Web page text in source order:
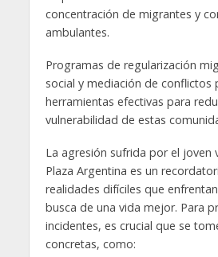
concentración de migrantes y
ambulantes.
Programas de regularización
social y mediación de conflictos
herramientas efectivas para
vulnerabilidad de estas
La agresión sufrida por el joven
Plaza Argentina es un
realidades difíciles que
busca de una vida mejor. Para
incidentes, es crucial que se
concretas, como: